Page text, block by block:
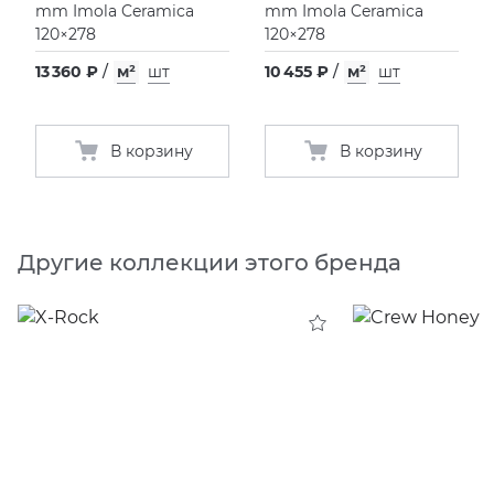
mm Imola Ceramica
120×278
13 360 ₽ / м² шт
В корзину
mm Imola Ceramica
120×278
10 455 ₽ / м² шт
В корзину
Другие коллекции этого бренда